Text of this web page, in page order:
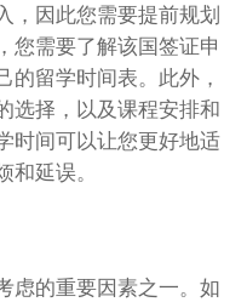
，因此您需要提前规划
您需要了解该国签证申
的留学时间表。此外，
选择，以及课程安排和
时间可以让您更好地适
延误。
虑的重要因素之一。如